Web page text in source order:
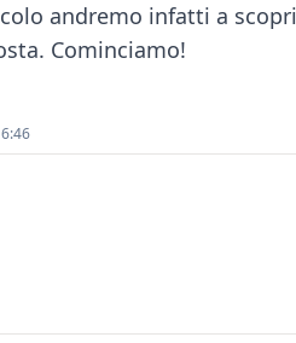
andremo infatti a
Cominciamo!